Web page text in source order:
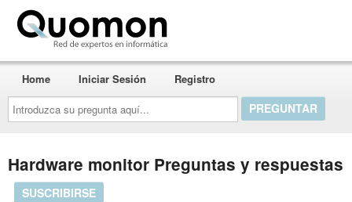
Introduzca
su
pregunta
aquí...
Home Iniciar Sesión Registro
Hardware monitor Preguntas y respuestas
SUSCRIBIRSE